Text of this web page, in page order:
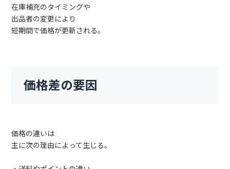
在庫補充のタイミングや
出品者の変更により
短期間で価格が更新される。
価格差の要因
価格の違いは
主に次の理由によって生じる。